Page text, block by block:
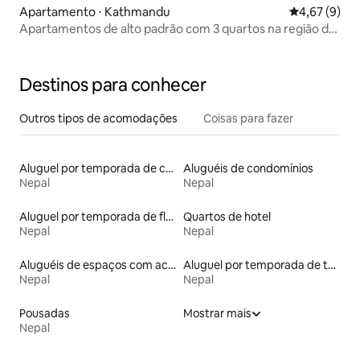
Apartamento ⋅ Kathmandu 4,67 de uma
4,67 (9)
Apartamentos de alto padrão com 3 quartos na região de
Destinos para conhecer
Outros tipos de acomodações Coisas para fazer
Aluguel por temporada de casas de hóspedes
Nepal
Aluguéis de condomínios
Nepal
Aluguel por temporada de flats
Nepal
Quartos de hotel
Nepal
Aluguéis de espaços com acesso direto a pistas de esqui
Nepal
Aluguel por temporada de townhouses
Nepal
Pousadas
Nepal
Mostrar mais